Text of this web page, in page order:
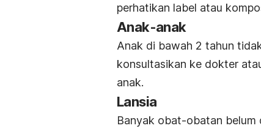
perhatikan label atau
Anak-anak
Anak di bawah 2 tahun
konsultasikan ke dokter
anak.
Lansia
Banyak obat-obatan belum